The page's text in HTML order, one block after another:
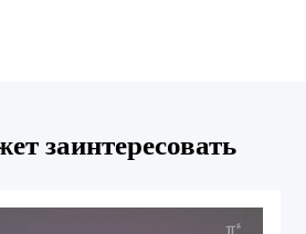
заинтересовать